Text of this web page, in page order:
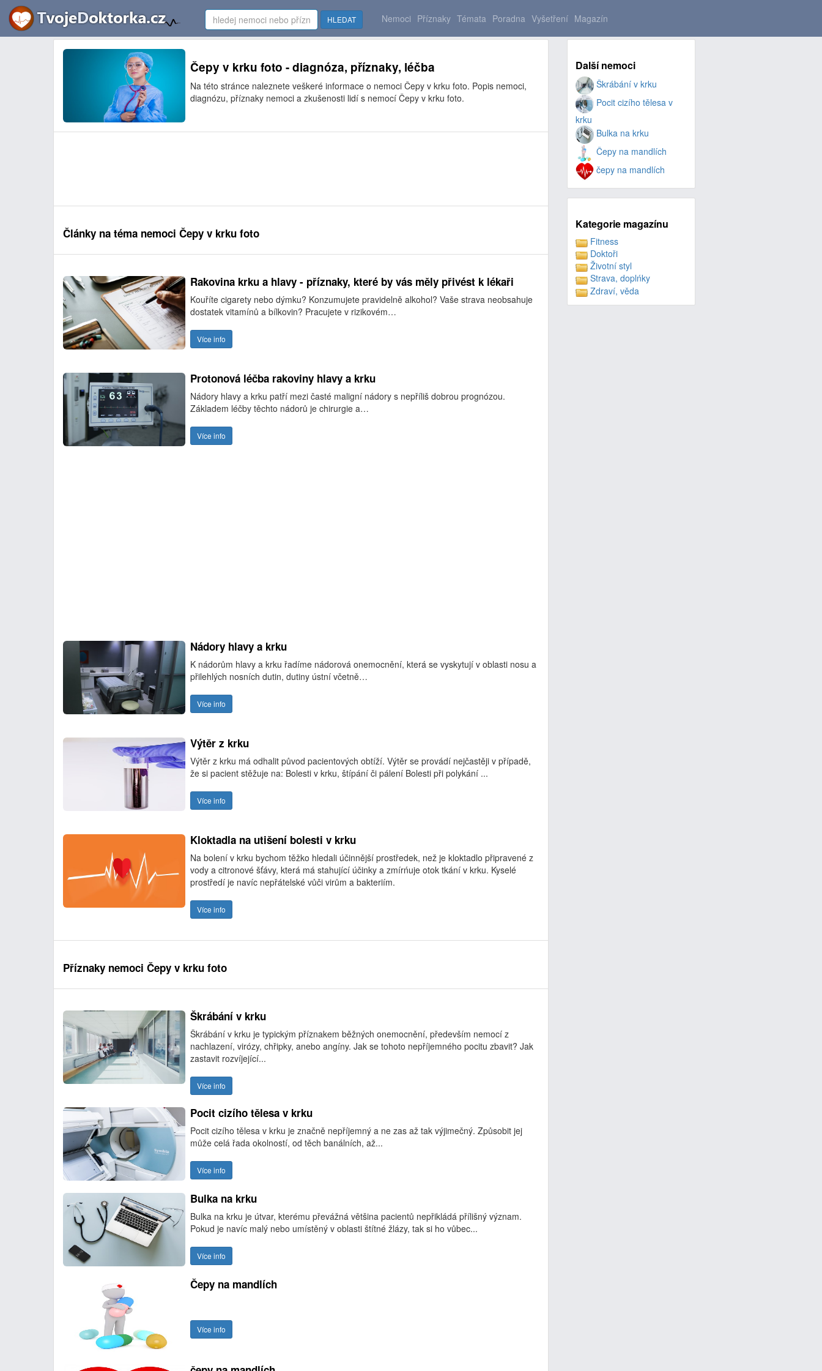
HLEDAT Nemoci Příznaky Témata Poradna Vyšetření Magazín
Čepy v krku foto - diagnóza, příznaky, léčba
Na této stránce naleznete veškeré informace o nemoci Čepy v krku foto. Popis nemoci,
diagnózu, příznaky nemoci a zkušenosti lidí s nemocí Čepy v krku foto.
Články na téma nemoci Čepy v krku foto
Rakovina krku a hlavy - příznaky, které by vás měly přivést k lékaři
Kouříte cigarety nebo dýmku? Konzumujete pravidelně alkohol? Vaše strava neobsahuje
dostatek vitamínů a bílkovin? Pracujete v rizikovém…
Více info
Protonová léčba rakoviny hlavy a krku
Nádory hlavy a krku patří mezi časté maligní nádory s nepříliš dobrou prognózou.
Základem léčby těchto nádorů je chirurgie a…
Více info
Nádory hlavy a krku
K nádorům hlavy a krku řadíme nádorová onemocnění, která se vyskytují v oblasti nosu a
přilehlých nosních dutin, dutiny ústní včetně…
Více info
Výtěr z krku
Výtěr z krku má odhalit původ pacientových obtíží. Výtěr se provádí nejčastěji v případě,
že si pacient stěžuje na: Bolesti v krku, štípání či pálení Bolesti při polykání ...
Více info
Kloktadla na utišení bolesti v krku
Na bolení v krku bychom těžko hledali účinnější prostředek, než je kloktadlo připravené z
vody a citronové šťávy, která má stahující účinky a zmírńuje otok tkání v krku. Kyselé
prostředí je navíc nepřátelské vůči virům a bakteriím.
Více info
Příznaky nemoci Čepy v krku foto
Škrábání v krku
Škrábání v krku je typickým příznakem běžných onemocnění, především nemocí z
nachlazení, virózy, chřipky, anebo angíny. Jak se tohoto nepříjemného pocitu zbavit? Jak
zastavit rozvíjející...
Více info
Pocit cizího tělesa v krku
Pocit cizího tělesa v krku je značně nepříjemný a ne zas až tak výjimečný. Způsobit jej
může celá řada okolností, od těch banálních, až...
Více info
Bulka na krku
Bulka na krku je útvar, kterému převážná většina pacientů nepřikládá přílišný význam.
Pokud je navíc malý nebo umístěný v oblasti štítné žlázy, tak si ho vůbec...
Více info
Čepy na mandlích
Více info
Další nemoci
Škrábání v krku
Pocit cizího tělesa v
krku
Bulka na krku
Čepy na mandlích
čepy na mandlích
Kategorie magazínu
Fitness
Doktoři
Životní styl
Strava, doplńky
Zdraví, věda